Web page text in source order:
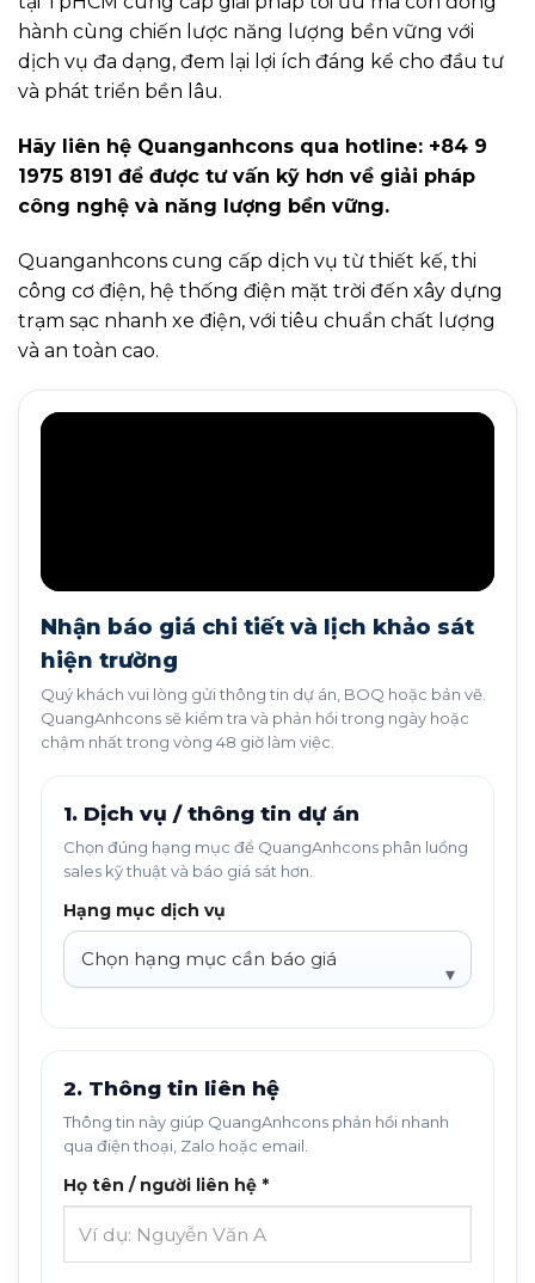
hành cùng chiến lược năng lượng bền vững với
dịch vụ đa dạng, đem lại lợi ích đáng kể cho đầu tư
và phát triển bền lâu.
Hãy liên hệ Quanganhcons qua hotline: +84 9
1975 8191 để được tư vấn kỹ hơn về giải pháp
công nghệ và năng lượng bền vững.
Quanganhcons cung cấp dịch vụ từ thiết kế, thi
công cơ điện, hệ thống điện mặt trời đến xây dựng
trạm sạc nhanh xe điện, với tiêu chuẩn chất lượng
và an toàn cao.
Nhận báo giá chi tiết và lịch khảo sát
hiện trường
Quý khách vui lòng gửi thông tin dự án, BOQ hoặc bản vẽ.
QuangAnhcons sẽ kiểm tra và phản hồi trong ngày hoặc
chậm nhất trong vòng 48 giờ làm việc.
1. Dịch vụ / thông tin dự án
Chọn đúng hạng mục để QuangAnhcons phân luồng
sales kỹ thuật và báo giá sát hơn.
Hạng mục dịch vụ
2. Thông tin liên hệ
Thông tin này giúp QuangAnhcons phản hồi nhanh
qua điện thoại, Zalo hoặc email.
Họ tên / người liên hệ *